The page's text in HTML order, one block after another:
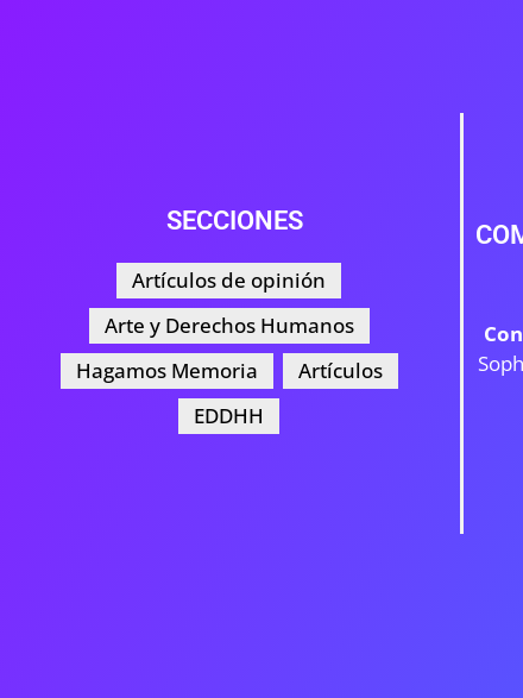
SECCIONES
Artículos de opinión
Arte y Derechos Humanos
Hagamos Memoria
Artículos
EDDHH